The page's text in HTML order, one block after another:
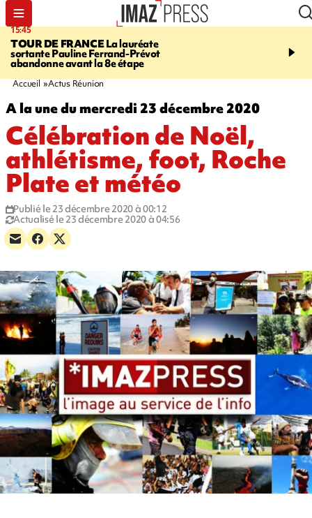
15:45
TOUR DE FRANCELa lauréate
sortante Pauline Ferrand-Prévot
abandonne avant la 8e étape
20:17
routière, concours de
Accueil Actus Réunion
A la une du mercredi 23 décembre 2020
Célébration de Noël,
athlétisme, foot, Roche
Plate et météo
Publié le 23 décembre 2020 à 00:12
Actualisé le 23 décembre 2020 à 04:56